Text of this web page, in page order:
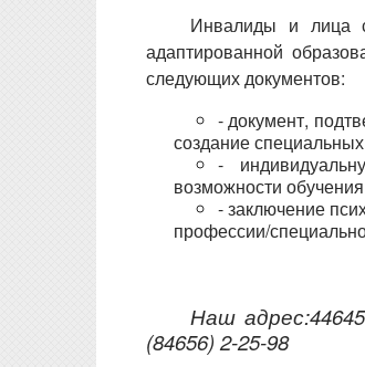
Инвалиды и лица
адаптированной
следующих документов:
- документ,
создание
-
возможности
- заключение
профессии/
Наш
(84656) 2-25-98